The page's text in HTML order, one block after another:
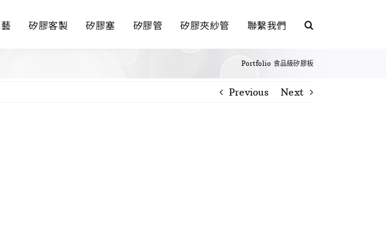
矽膠客製 矽膠塞 矽膠管 矽膠夾紗管 聯繫我們
Portfolio 食品級矽膠板
Previous Next